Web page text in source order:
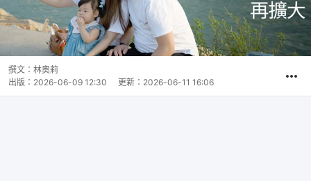
撰文： 林奧莉
出版： 2026-06-09 12:30 更新： 2026-06-11 16:06